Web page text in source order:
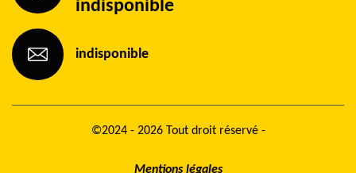
indisponible
indisponible
©2024 - 2026 Tout droit réservé -
Mentions légales